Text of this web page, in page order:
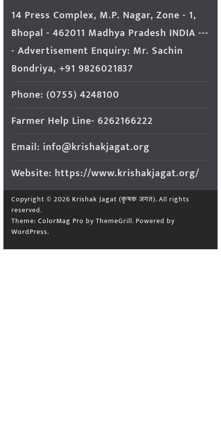
14 Press Complex, M.P. Nagar, Zone - 1,
Bhopal - 462011 Madhya Pradesh INDIA ---
- Advertisement Enquiry: Mr. Sachin
Bondriya, +91 9826021837
Phone: (0755) 4248100
Farmer Help Line- 6262166222
Email: info@krishakjagat.org
Website: https://www.krishakjagat.org/
Copyright © 2026 Krishak Jagat (कृषक जगत). All rights
reserved.
Theme: ColorMag Pro by ThemeGrill. Powered by
WordPress.